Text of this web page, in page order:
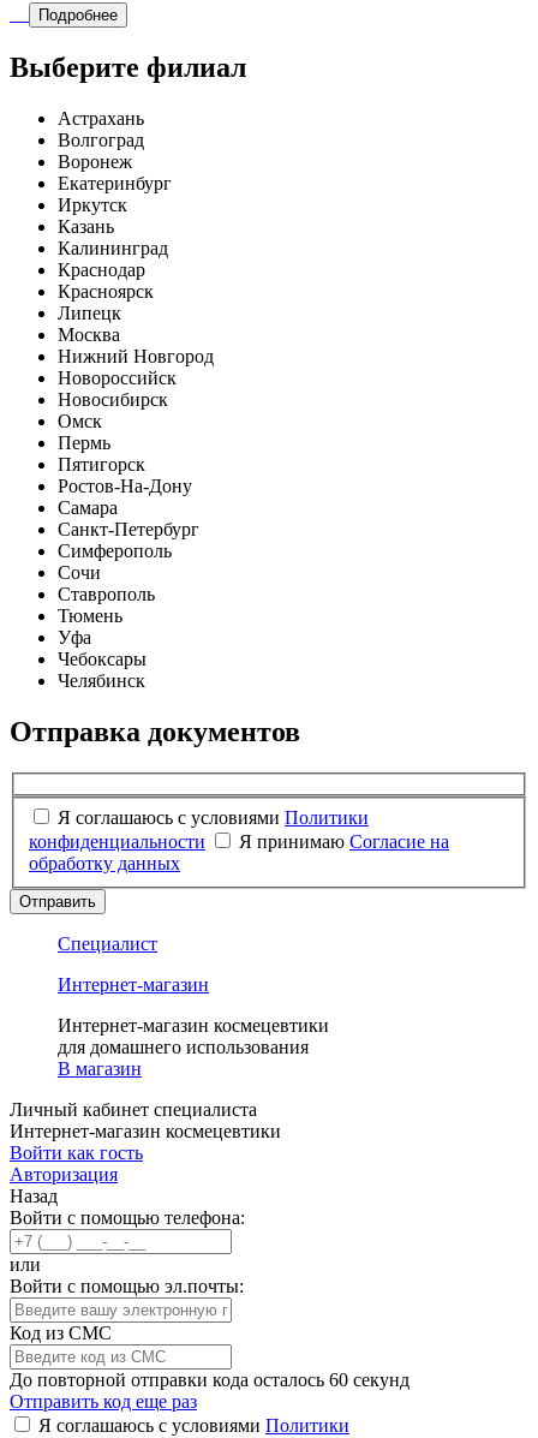
Подробнее
Выберите филиал
Астрахань
Волгоград
Воронеж
Екатеринбург
Иркутск
Казань
Калининград
Краснодар
Красноярск
Липецк
Москва
Нижний Новгород
Новороссийск
Новосибирск
Омск
Пермь
Пятигорск
Ростов-На-Дону
Самара
Санкт-Петербург
Симферополь
Сочи
Ставрополь
Тюмень
Уфа
Чебоксары
Челябинск
Отправка документов
Я соглашаюсь с условиями Политики
конфиденциальности
Я принимаю Согласие на
обработку данных
Отправить
Специалист
Интернет-магазин
Интернет-магазин космецевтики
для домашнего использования
В магазин
Личный кабинет специалиста
Интернет-магазин космецевтики
Войти как гость
Авторизация
Назад
Войти с помощью телефона:
или
Войти с помощью эл.почты:
Код из СМС
До повторной отправки кода осталось 60 секунд
Отправить код еще раз
Я соглашаюсь с условиями Политики